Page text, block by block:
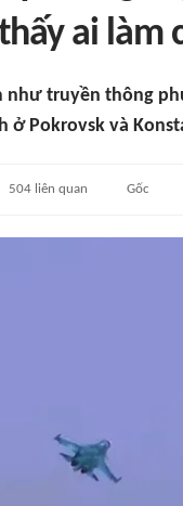
ai làm
như truyền thông
ở Pokrovsk và
504 liên quan Gốc